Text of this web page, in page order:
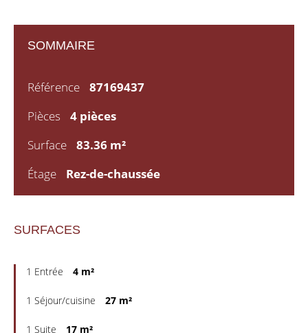
SOMMAIRE
Référence
87169437
Pièces
4 pièces
Surface
83.36 m²
Étage
Rez-de-chaussée
SURFACES
1 Entrée 4 m²
1 Séjour/cuisine 27 m²
1 Suite 17 m²